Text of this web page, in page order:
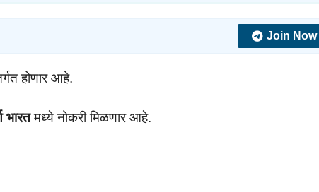
Join Now
होणार आहे.
भारतमध्ये नोकरी मिळणार आहे.